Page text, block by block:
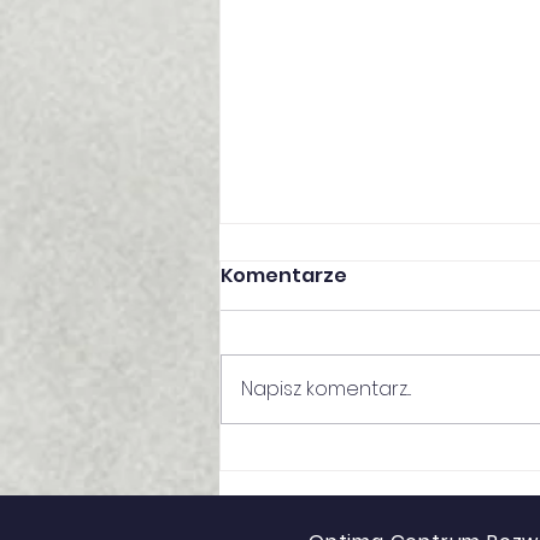
studentów i
pracowników uczelni –
Komentarze
Napisz komentarz...